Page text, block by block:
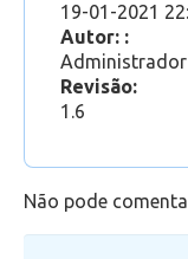
19-01-2021
Autor: :
Administrador
Revisão:
1.6
Não pode